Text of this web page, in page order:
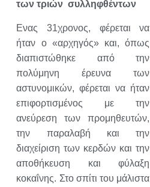
των τριών συλληφθέντων
Ενας 31χρονος, φέρεται να
ήταν ο «αρχηγός» και, όπως
διαπιστώθηκε από την
πολύμηνη έρευνα των
αστυνομικών, φέρεται να ήταν
επιφορτισμένος με την
ανεύρεση των προμηθευτών,
την παραλαβή και την
διαχείριση των κερδών και την
αποθήκευση και φύλαξη
κοκαΐνης. Στο σπίτι του μάλιστα